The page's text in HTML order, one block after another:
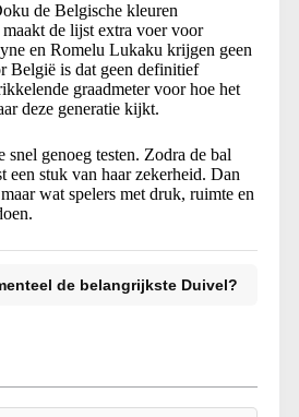
de Belgische kleuren
de lijst extra voer voor
en Romelu Lukaku krijgen geen
België is dat geen definitief
graadmeter voor hoe het
deze generatie kijkt.
genoeg testen. Zodra de bal
een stuk van haar zekerheid. Dan
wat spelers met druk, ruimte en
de belangrijkste Duivel?